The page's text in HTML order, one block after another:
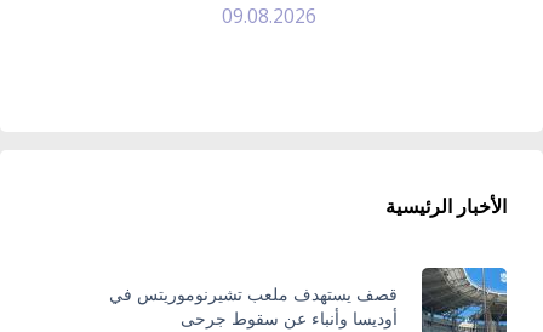
09.08.2026
الأخبار الرئيسية
قصف يستهدف ملعب تشيرنوموريتس في
أوديسا وأنباء عن سقوط جرحى